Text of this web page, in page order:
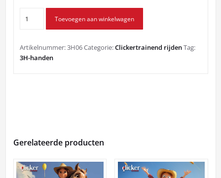
teugels
aantal
Toevoegen aan winkelwagen
Artikelnummer:3H06Categorie:Clickertrainend rijdenTag:
3H-handen
Gerelateerde producten